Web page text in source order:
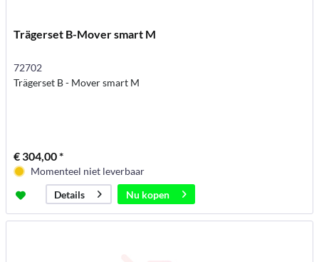
Trägerset B-Mover smart M
72702
Trägerset B - Mover smart M
€ 304,00 *
Momenteel niet leverbaar
Details
Nu kopen